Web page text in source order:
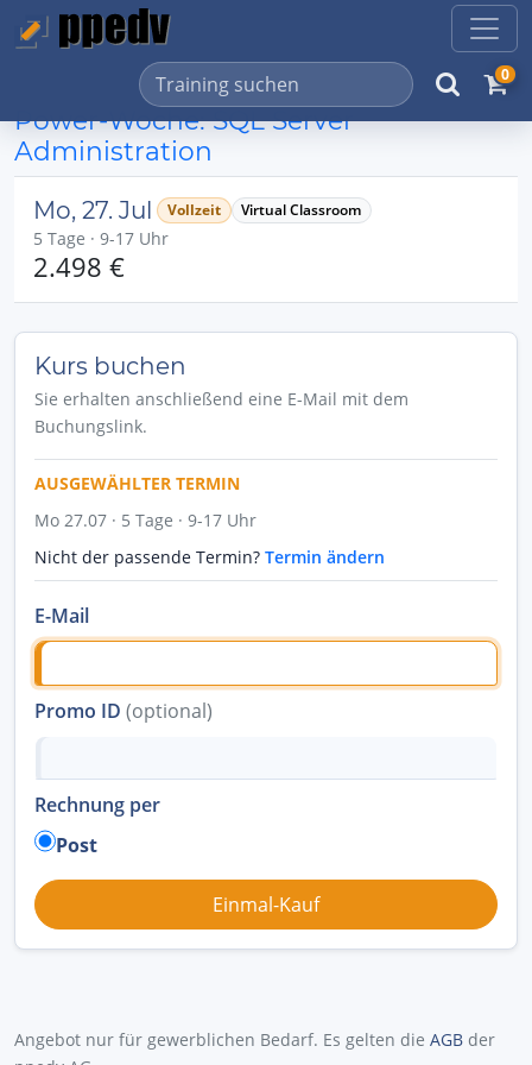
0
Power-Woche: SQL Server
Administration
Mo, 27. Jul Vollzeit Virtual Classroom
5 Tage · 9-17 Uhr
2.498 €
Kurs buchen
Sie erhalten anschließend eine E-Mail mit dem
Buchungslink.
AUSGEWÄHLTER TERMIN
Mo 27.07 · 5 Tage · 9-17 Uhr
Nicht der passende Termin? Termin ändern
E-Mail
Promo ID (optional)
Rechnung per
Post
Angebot nur für gewerblichen Bedarf. Es gelten die AGB der